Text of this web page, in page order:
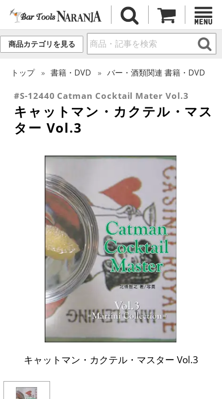
商品カテゴリを見る
トップ 書籍・DVD バー・酒類関連 書籍・DVD
#S-12440 Catman Cocktail Mater Vol.3
キャットマン・カクテル・マス
ター Vol.3
キャットマン・カクテル・マスター Vol.3